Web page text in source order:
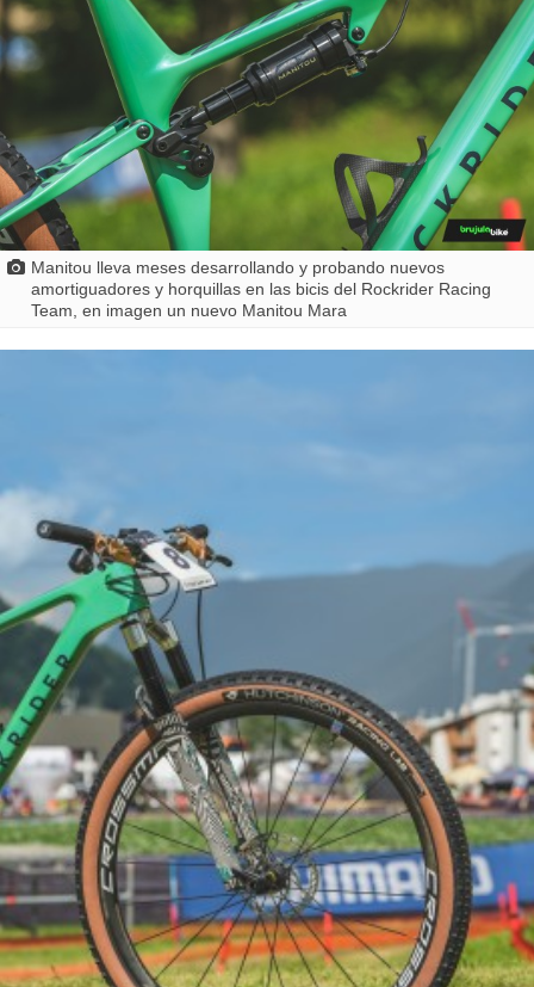
Manitou lleva meses desarrollando y probando nuevos
amortiguadores y horquillas en las bicis del Rockrider Racing
Team, en imagen un nuevo Manitou Mara